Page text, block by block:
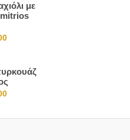
τιμή
με
Η
είναι:
€680.00.
Η
τιμή